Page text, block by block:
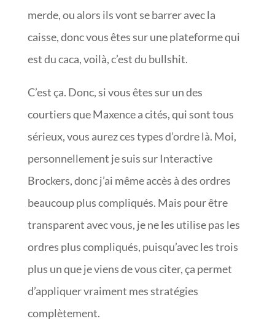
merde, ou alors ils vont se barrer avec la
caisse, donc vous êtes sur une plateforme qui
est du caca, voilà, c’est du bullshit.
C’est ça. Donc, si vous êtes sur un des
courtiers que Maxence a cités, qui sont tous
sérieux, vous aurez ces types d’ordre là. Moi,
personnellement je suis sur Interactive
Brockers, donc j’ai même accès à des ordres
beaucoup plus compliqués. Mais pour être
transparent avec vous, je ne les utilise pas les
ordres plus compliqués, puisqu’avec les trois
plus un que je viens de vous citer, ça permet
d’appliquer vraiment mes stratégies
complètement.